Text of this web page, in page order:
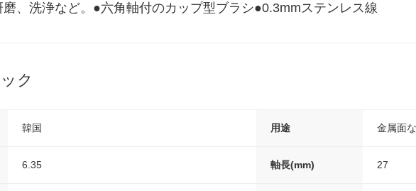
磨、洗浄など。●六角軸付のカップ型ブラシ●0.3mmステンレス線
ク
韓国 用途 金属面
6.35 軸長(mm) 27